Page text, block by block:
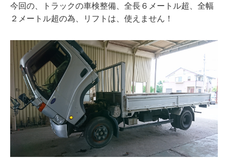
今回の、トラックの車検整備、全長６メートル超、全幅
２メートル超の為、リフトは、使えません！